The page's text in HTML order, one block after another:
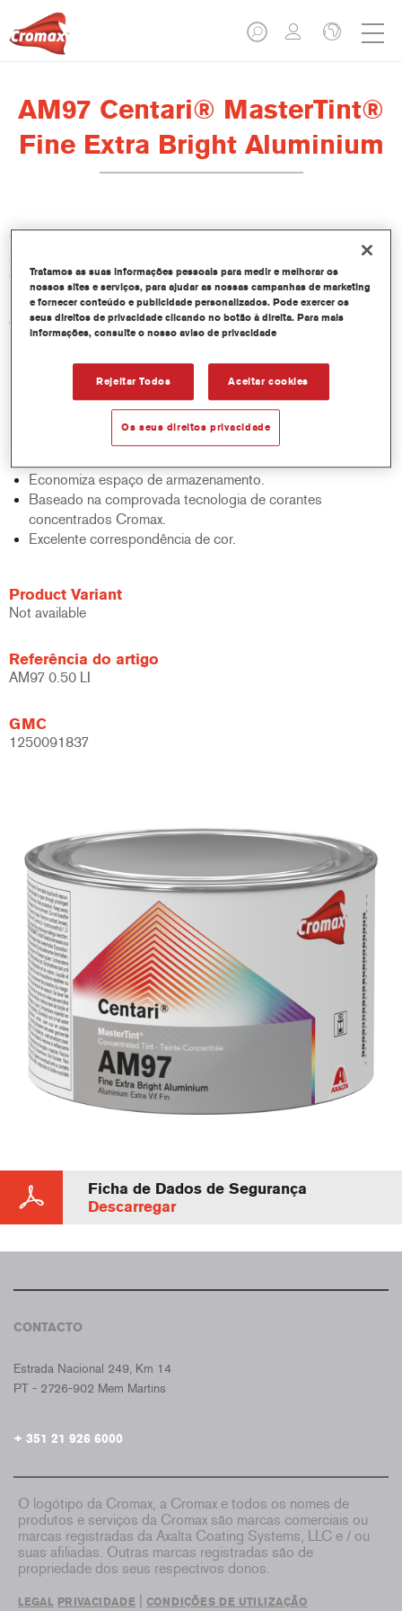
AM97 Centari® MasterTint®
Fine Extra Bright Aluminium
O Centari Mastertint é um corante concentrado em base
solvente que faz parte da linha de Bases Bicamada e Esmaltes
Centari.
Características do produto
Sistema de pintura em base solvente distinto, versátil e de
fácil utilização.
Um equipamento de mistura único disponibiliza todas as
qualidades de tinta em base solvente - médio e alto teor de
sólidos, acabamentos e bases.
Rápido controlo de inventário.
Economiza espaço de armazenamento.
Baseado na comprovada tecnologia de corantes
concentrados Cromax.
Excelente correspondência de cor.
Product Variant
Not available
Referência do artigo
AM97 0.50 LI
GMC
1250091837
Ficha de Dados de Segurança
Descarregar
CONTACTO
Estrada Nacional 249, Km 14
PT - 2726-902 Mem Martins
+ 351 21 926 6000
O logótipo da Cromax, a Cromax e todos os nomes de
produtos e serviços da Cromax são marcas comerciais ou
marcas registradas da Axalta Coating Systems, LLC e / ou
suas afiliadas. Outras marcas registradas são de
propriedade dos seus respectivos donos.
LEGAL PRIVACIDADE CONDIÇÕES DE UTILIZAÇÃO
Tratamos as suas informações pessoais para medir e melhorar os
nossos sites e serviços, para ajudar as nossas campanhas de marketing
e fornecer conteúdo e publicidade personalizados. Pode exercer os
seus direitos de privacidade clicando no botão à direita. Para mais
informações, consulte o nosso aviso de privacidade
Rejeitar Todos Aceitar cookies
Os seus direitos privacidade